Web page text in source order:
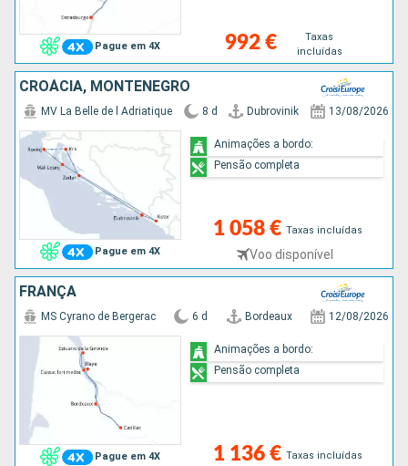
Pague em 4X 992 €
Taxas
incluídas
CROÁCIA, MONTENEGRO
Pague em 4X
MV La Belle de l Adriatique 8 d Dubrovinik 13/08/2026
1 058 € Taxas incluídas
Voo disponível
Animações a bordo:
Pensão completa
FRANÇA
Pague em 4X
MS Cyrano de Bergerac 6 d Bordeaux 12/08/2026
1 136 € Taxas incluídas
Animações a bordo:
Pensão completa